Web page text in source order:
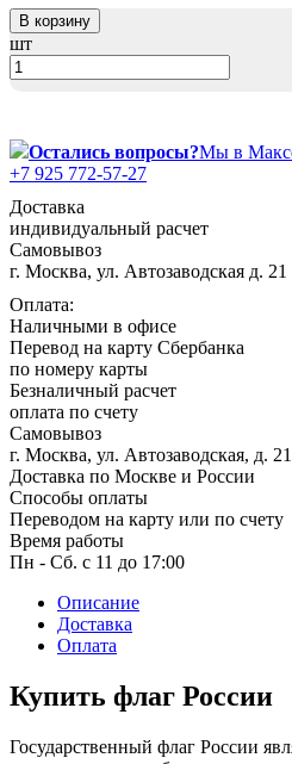
россиянах...
Масленица
1 марта, День Бабушек
8 марта, Международный женский
27 марта, День театра
1 апреля, День смеха
Апрель, Месячник по
благоустройству
День геолога (первое воскресенье
апреля)
Светлая Пасха
12 апреля, День космонавтики
18 апреля, Дни исторического и
культурного наследия
1 мая, праздник Весны и Труда
Москвы
9 мая, День Победы
письменности и культуры
В корзину
шт
Остались вопросы?Мы в
+7 925 772-57-27
Доставка
индивидуальный расчет
Самовывоз
г. Москва, ул. Автозаводская д. 21
Оплата:
Наличными в офисе
Перевод на карту Сбербанка
по номеру карты
Безналичный расчет
оплата по счету
Самовывоз
г. Москва, ул. Автозаводская, д. 21
Доставка по Москве и России
Способы оплаты
Переводом на карту или по счету
Время работы
Пн - Сб. с 11 до 17:00
Описание
Доставка
Оплата
Купить флаг России
Государственный флаг России